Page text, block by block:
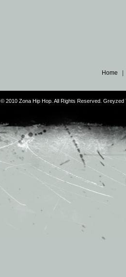
Home
© 2010 Zona Hip Hop. All Rights Reserved.